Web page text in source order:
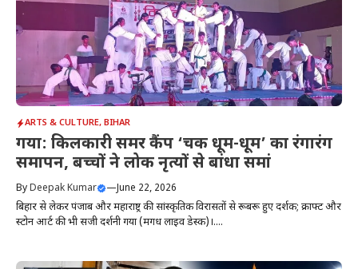
ARTS & CULTURE, BIHAR
गया: किलकारी समर कैंप ‘चक धूम-धूम’ का रंगारंग
समापन, बच्चों ने लोक नृत्यों से बांधा समां
ByDeepak Kumar — June 22, 2026
बिहार से लेकर पंजाब और महाराष्ट्र की सांस्कृतिक विरासतों से रूबरू हुए दर्शक; क्राफ्ट और
स्टोन आर्ट की भी सजी प्रदर्शनी गया (मगध लाइव डेस्क)।....